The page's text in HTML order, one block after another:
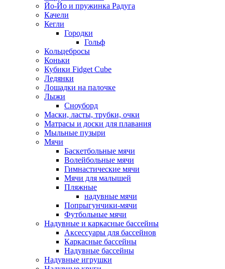
Йо-Йо и пружинка Радуга
Качели
Кегли
Городки
Гольф
Кольцебросы
Коньки
Кубики Fidget Cube
Ледянки
Лошадки на палочке
Лыжи
Сноуборд
Маски, ласты, трубки, очки
Матрасы и доски для плавания
Мыльные пузыри
Мячи
Баскетбольные мячи
Волейбольные мячи
Гимнастические мячи
Мячи для малышей
Пляжные
надувные мячи
Попрыгунчики-мячи
Футбольные мячи
Надувные и каркасные бассейны
Аксессуары для бассейнов
Каркасные бассейны
Надувные бассейны
Надувные игрушки